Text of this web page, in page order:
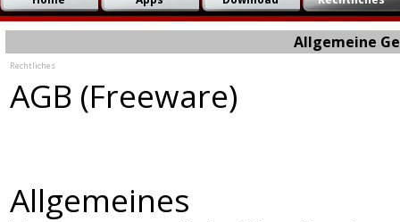
Allgemeine
Rechtliches
AGB (Freeware)
Allgemeines